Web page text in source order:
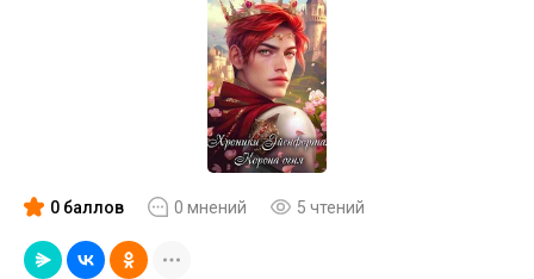
0 баллов 0 мнений 5 чтений